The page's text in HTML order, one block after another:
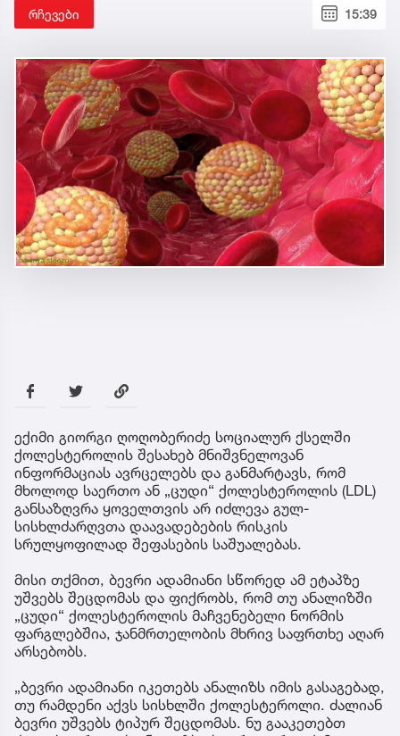
რჩევები 15:39
ექიმი გიორგი ღოღობერიძე სოციალურ ქსელში
ქოლესტეროლის შესახებ მნიშვნელოვან
ინფორმაციას ავრცელებს და განმარტავს, რომ
მხოლოდ საერთო ან „ცუდი“ ქოლესტეროლის (LDL)
განსაზღვრა ყოველთვის არ იძლევა გულ-
სისხლძარღვთა დაავადებების რისკის
სრულყოფილად შეფასების საშუალებას.
მისი თქმით, ბევრი ადამიანი სწორედ ამ ეტაპზე
უშვებს შეცდომას და ფიქრობს, რომ თუ ანალიზში
„ცუდი“ ქოლესტეროლის მაჩვენებელი ნორმის
ფარგლებშია, ჯანმრთელობის მხრივ საფრთხე აღარ
არსებობს.
„ბევრი ადამიანი იკეთებს ანალიზს იმის გასაგებად,
თუ რამდენი აქვს სისხლში ქოლესტეროლი. ძალიან
ბევრი უშვებს ტიპურ შეცდომას. ნუ გააკეთებთ